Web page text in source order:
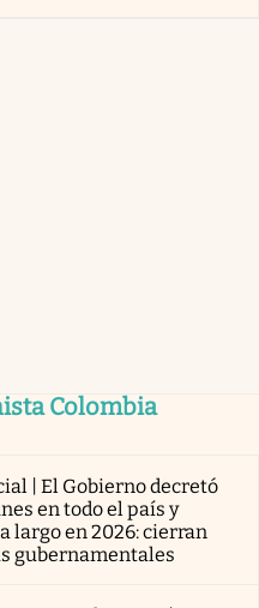
Colombia
| El Gobierno decretó
en todo el país y
largo en 2026: cierran
gubernamentales